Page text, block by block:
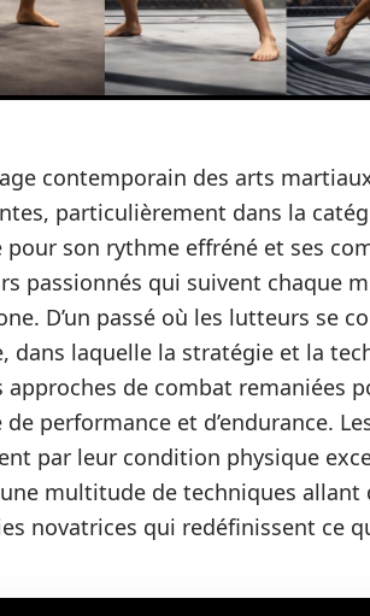
contemporain des arts
particulièrement dans la
pour son rythme effréné et ses
passionnés qui suivent chaque
D’un passé où les lutteurs se
dans laquelle la stratégie et la
approches de combat remaniées
de performance et d’endurance.
par leur condition physique
multitude de techniques allant
novatrices qui redéfinissent ce